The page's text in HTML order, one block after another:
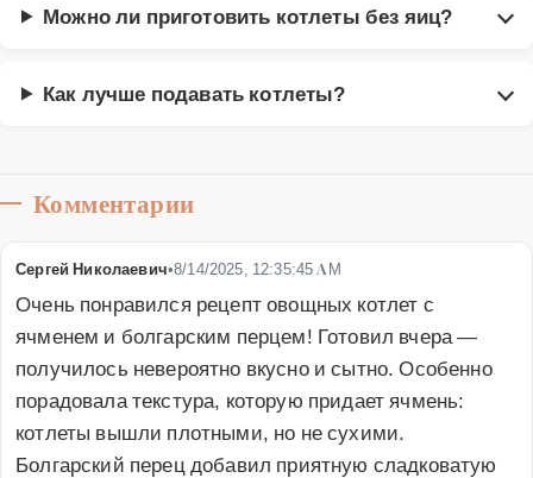
Можно ли приготовить котлеты без яиц?
Как лучше подавать котлеты?
Комментарии
Сергей Николаевич•8/14/2025, 12:35:45 AM
Очень понравился рецепт овощных котлет с
ячменем и болгарским перцем! Готовил вчера —
получилось невероятно вкусно и сытно. Особенно
порадовала текстура, которую придает ячмень:
котлеты вышли плотными, но не сухими.
Болгарский перец добавил приятную сладковатую